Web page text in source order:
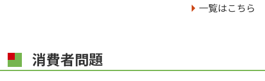
一覧はこちら
消費者問題